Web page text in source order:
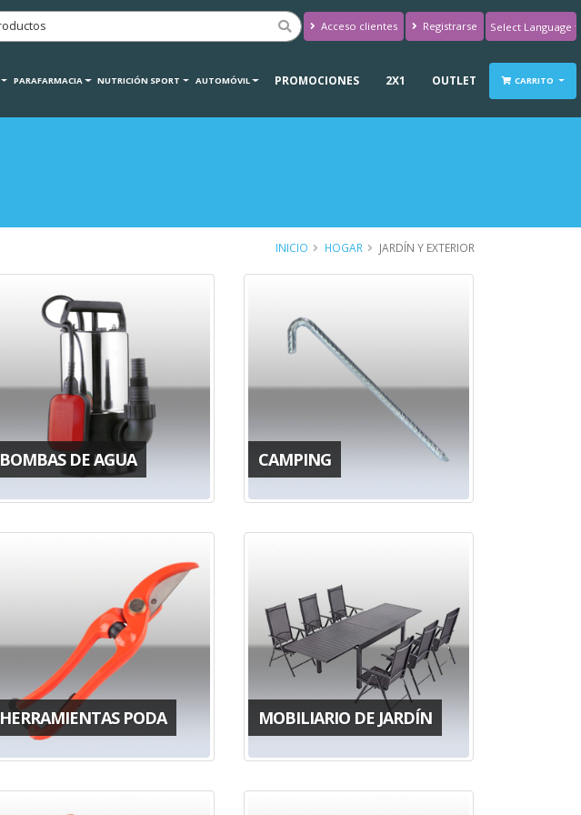
Acceso clientes Registrarse
Translate
PARAFARMACIA NUTRICIÓN SPORT AUTOMÓVIL PROMOCIONES 2X1 OUTLET CARRITO
INICIO HOGAR JARDÍN Y EXTERIOR
BOMBAS DE AGUA CAMPING
HERRAMIENTAS PODA MOBILIARIO DE JARDÍN